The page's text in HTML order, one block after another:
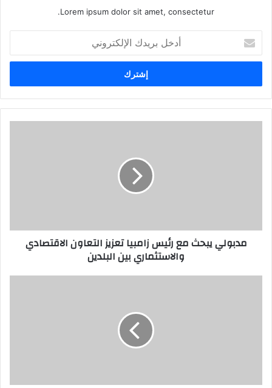
Lorem ipsum dolor sit amet, consectetur.
بريدك
الإلكتروني
مدبولي يبحث مع رئيس زامبيا تعزيز التعاون الاقتصادي
والاستثماري بين البلدين